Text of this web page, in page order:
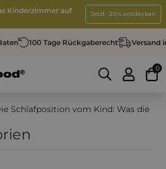
Kinderzimmer auf
Jetzt -20% entdecken
100 Tage Rückgaberecht Versand in
0
Schlafposition vom Kind: Was die